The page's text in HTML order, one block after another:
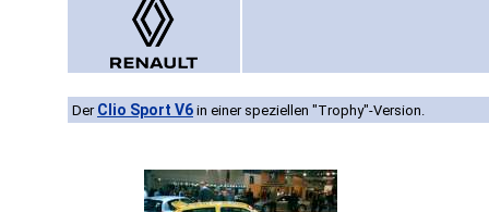
Der Clio Sport V6 in einer speziellen "Trophy"-Version.